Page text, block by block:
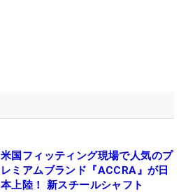
米国フィッティング現場で人気のプ
レミアムブランド『ACCRA』が日
本上陸！ 新スチールシャフト